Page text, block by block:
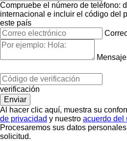
Compruebe el número de teléfono:
internacional e incluir el código del
este país
Mensaje
verificación
Al hacer clic aquí, muestra su
de privacidad y nuestro acuerdo del
Procesaremos sus datos
solicitud.